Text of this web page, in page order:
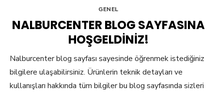
GENEL
NALBURCENTER BLOG SAYFASINA
HOŞGELDINIZ!
Nalburcenter blog sayfası sayesinde öğrenmek istediğiniz
bilgilere ulaşabilirsiniz. Ürünlerin teknik detayları ve
kullanışları hakkında tüm bilgiler bu blog sayfasında sizleri